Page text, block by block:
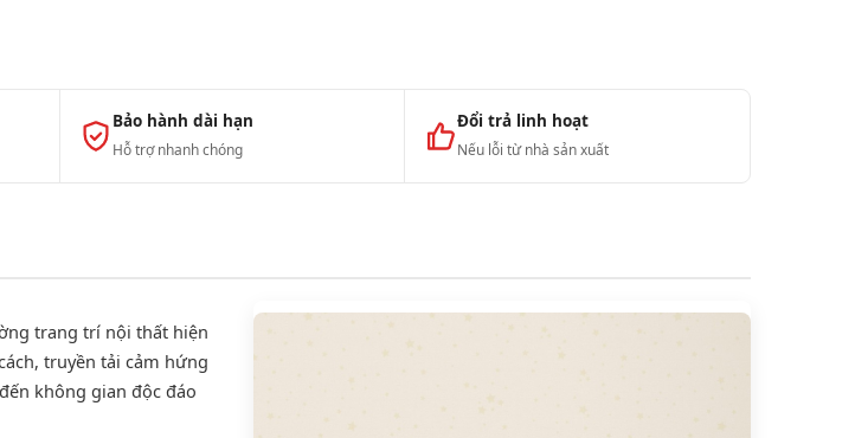
Bảo hành dài hạn
Hỗ trợ nhanh chóng
Đổi trả linh hoạt
Nếu lỗi từ nhà sản xuất
trang trí nội thất hiện
truyền tải cảm hứng
không gian độc đáo